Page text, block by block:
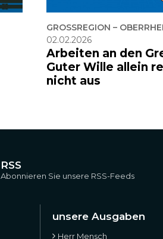
GROSSREGION – OBERRHEIN
02.02.2026
Arbeiten an den
Guter Wille allein
nicht aus
RSS
Abonnieren Sie unsere RSS-Feeds
unsere Ausgaben
Herr Mensch